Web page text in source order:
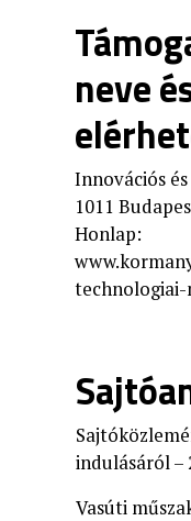
neve
Innovációs
1011
Honlap:
indulásáról –
Vasúti